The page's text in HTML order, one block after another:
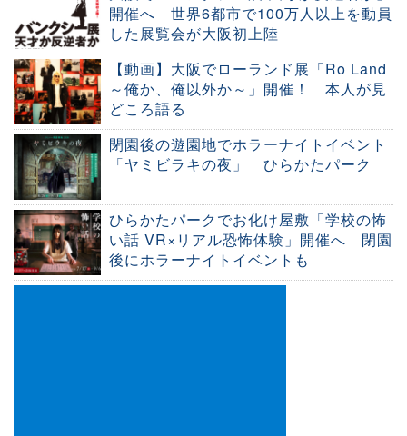
開催へ 世界6都市で100万人以上を動員
した展覧会が大阪初上陸
【動画】大阪でローランド展「Ro Land
～俺か、俺以外か～」開催！ 本人が見
どころ語る
閉園後の遊園地でホラーナイトイベント
「ヤミビラキの夜」 ひらかたパーク
ひらかたパークでお化け屋敷「学校の怖
い話 VR×リアル恐怖体験」開催へ 閉園
後にホラーナイトイベントも